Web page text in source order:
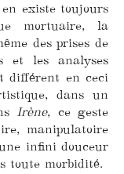
existe toujours
mortuaire, la
des prises de
et les analyses
différent en ceci
dans un
Irène, ce geste
manipulatoire
infini douceur
toute morbidité.